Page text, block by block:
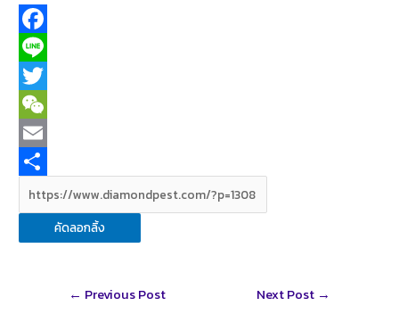
F
a
c
e
b
o
k
L
n
e
T
w
t
e
W
e
h
a
E
m
a
i
h
a
คัดลอกลิ้ง
← Previous Post Next Post →